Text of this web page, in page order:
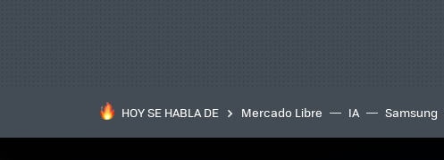
HOY SE HABLA DE Mercado Libre IA Samsung